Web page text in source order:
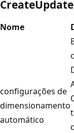
Nome
configurações de
dimensionamento
automático